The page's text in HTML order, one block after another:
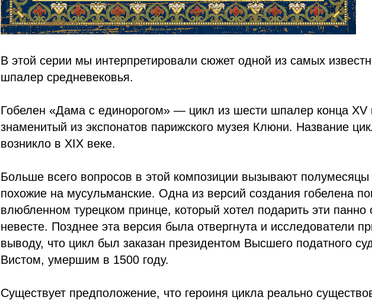
В этой серии мы интерпретировали сюжет одной из самых
шпалер средневековья.
Гобелен «Дама с единорогом» — цикл из шести шпалер конца XV
знаменитый из экспонатов парижского музея Клюни. Название
возникло в XIX веке.
Больше всего вопросов в этой композиции вызывают полумесяцы
похожие на мусульманские. Одна из версий создания гобелена
влюбленном турецком принце, который хотел подарить эти панно
невесте. Позднее эта версия была отвергнута и исследователи
выводу, что цикл был заказан президентом Высшего податного
Вистом, умершим в 1500 году.
Существует предположение, что героиня цикла реально